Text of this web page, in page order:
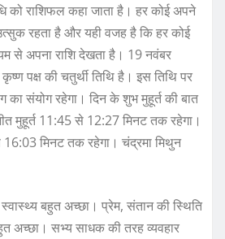
को राशिफल कहा जाता है। हर कोई अपने
रहता है और यही वजह है कि हर कोई
से अपना राशि देखता है। 19 नवंबर
कृष्ण पक्ष की चतुर्थी तिथि है। इस तिथि पर
का संयोग रहेगा। दिन के शुभ मुहूर्त की बात
मुहूर्त 11:45 से 12:27 मिनट तक रहेगा।
मिनट तक रहेगा। चंद्रमा मिथुन
बहुत अच्छा। प्रेम, संतान की स्थिति
अच्छा। सभ्य साधक की तरह व्यवहार